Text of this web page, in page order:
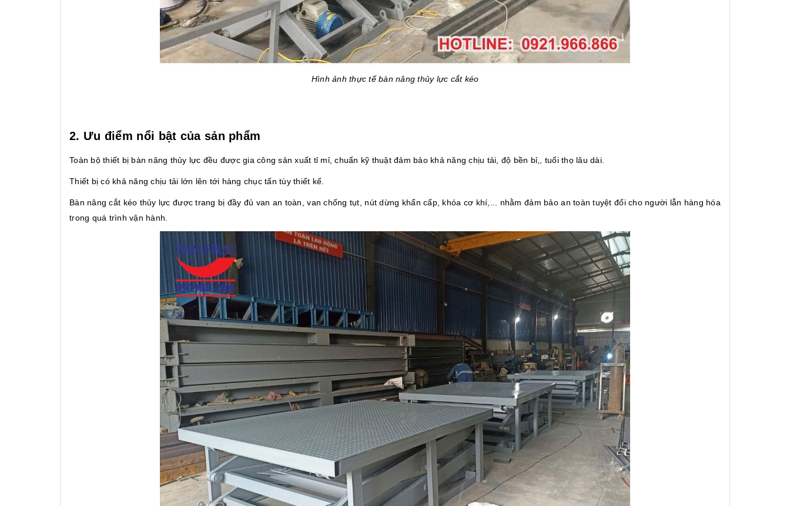
Hình ảnh thực tế bàn nâng thủy lực cắt kéo
2. Ưu điểm nổi bật của sản phẩm
Toàn bộ thiết bị bàn nâng thủy lực đều được gia công sản xuất tỉ mỉ, chuẩn kỹ thuật đảm bảo khả năng chịu tải, độ bền bỉ,, tuổi thọ lâu dài.
Thiết bị có khả năng chịu tải lớn lên tới hàng chục tấn tùy thiết kế.
Bàn nâng cắt kéo thủy lực được trang bị đầy đủ van an toàn, van chống tụt, nút dừng khẩn cấp, khóa cơ khí,... nhằm đảm bảo an toàn tuyệt đối cho người lẫn hàng hóa
trong quá trình vận hành.